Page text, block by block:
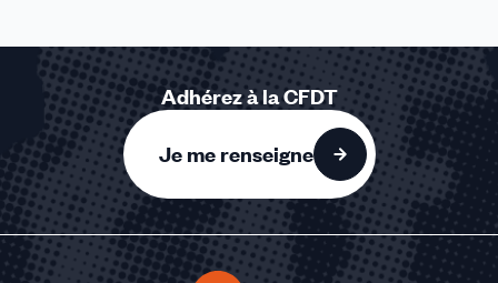
Adhérez à la CFDT
Je me renseigne